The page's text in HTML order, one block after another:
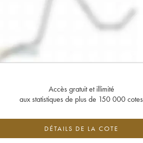
Accès gratuit et illimité
aux statistiques de plus de 150 000 cotes
DÉTAILS DE LA COTE